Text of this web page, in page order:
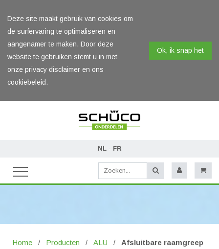
Deze site maakt gebruik van cookies om
de surfervaring te optimaliseren en
aangenamer te maken. Door deze
website te gebruiken stemt u in met
onze privacy disclaimer en ons
cookiebeleid.
Ok, ik snap het
NL- FR
Home / Producten / ALU / Afsluitbare raamgreep